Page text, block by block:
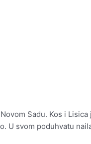
Sadu. Kos i
U svom poduhvatu